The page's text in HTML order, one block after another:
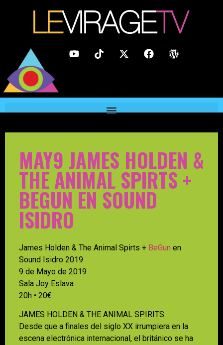
MAY9 JAMES HOLDEN &
THE ANIMAL SPIRTS +
BEGUN EN SOUND
ISIDRO
James Holden & The Animal Spirts + BeGun en
Sound Isidro 2019
9 de Mayo de 2019
Sala Joy Eslava
20h • 20€
JAMES HOLDEN & THE ANIMAL SPIRITS
Desde que a finales del siglo XX irrumpiera en la
escena electrónica internacional, el británico se ha